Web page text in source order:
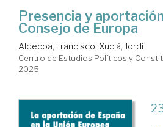
Presencia y
Consejo de Europa
Aldecoa, Francisco; Xuclà, Jordi
Centro de Estudios Políticos y
2025